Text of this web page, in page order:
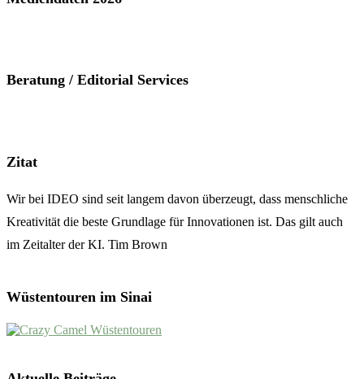
Beratung / Editorial Services
Zitat
Wir bei IDEO sind seit langem davon überzeugt, dass menschliche
Kreativität die beste Grundlage für Innovationen ist. Das gilt auch
im Zeitalter der KI. Tim Brown
Wüstentouren im Sinai